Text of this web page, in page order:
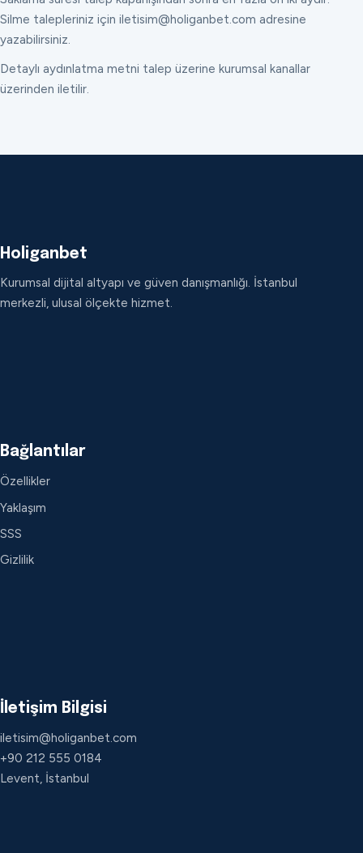
Silme talepleriniz için iletisim@holiganbet.com adresine
yazabilirsiniz.
Detaylı aydınlatma metni talep üzerine kurumsal kanallar
üzerinden iletilir.
Holiganbet
Kurumsal dijital altyapı ve güven danışmanlığı. İstanbul
merkezli, ulusal ölçekte hizmet.
Bağlantılar
Özellikler
Yaklaşım
SSS
Gizlilik
İletişim Bilgisi
iletisim@holiganbet.com
+90 212 555 0184
Levent, İstanbul